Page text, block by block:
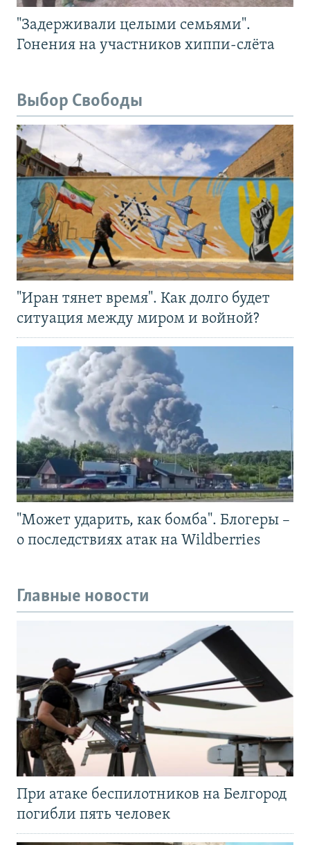
"Задерживали целыми семьями".
Гонения на участников хиппи-слёта
Выбор Свободы
"Иран тянет время". Как долго будет
ситуация между миром и войной?
"Может ударить, как бомба". Блогеры –
о последствиях атак на Wildberries
Главные новости
При атаке беспилотников на Белгород
погибли пять человек